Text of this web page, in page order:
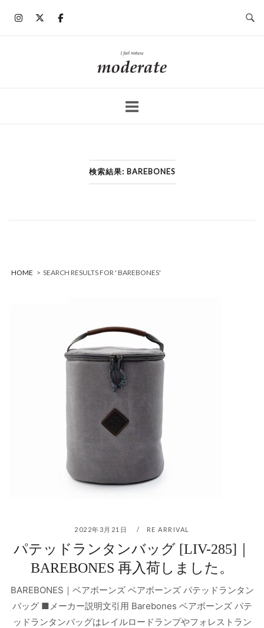
ホ
ー
検索結果: BAREBONES
HOME > SEARCH RESULTS FOR ' BAREBONES'
2022年3月21日 RE ARRIVAL
パテッドランタンバッグ [LIV-285]｜
BAREBONES 再入荷しました。
BAREBONES｜ベアボーンズ ベアボーンズ パテッドランタン
バッグ ■メーカー説明文引用 Barebones ベアボーンズ パテ
ッドランタンバッグはレイルロードランプやフォレストラン